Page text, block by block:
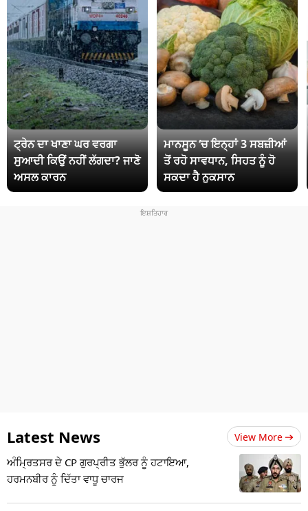
ਟ੍ਰੇਨ ਦਾ ਖਾਣਾ ਘਰ ਵਰਗਾ
ਸੁਆਦੀ ਕਿਉਂ ਨਹੀਂ ਲੱਗਦਾ? ਜਾਣੋ
ਅਸਲ ਕਾਰਨ
ਮਾਨਸੂਨ ‘ਚ ਇਨ੍ਹਾਂ 3 ਸਬਜ਼ੀਆਂ
ਤੋਂ ਰਹੋ ਸਾਵਧਾਨ, ਸਿਹਤ ਨੂੰ ਹੋ
ਸਕਦਾ ਹੈ ਨੁਕਸਾਨ
Latest News View More
ਅੰਮ੍ਰਿਤਸਰ ਦੇ CP ਗੁਰਪ੍ਰੀਤ ਭੁੱਲਰ ਨੂੰ ਹਟਾਇਆ,
ਹਰਮਨਬੀਰ ਨੂੰ ਦਿੱਤਾ ਵਾਧੂ ਚਾਰਜ